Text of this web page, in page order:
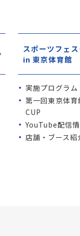
スポーツフェ
in 東京体育館
実施プログラム
第一回東京体
CUP
YouTube配信
店舗・ブース紹